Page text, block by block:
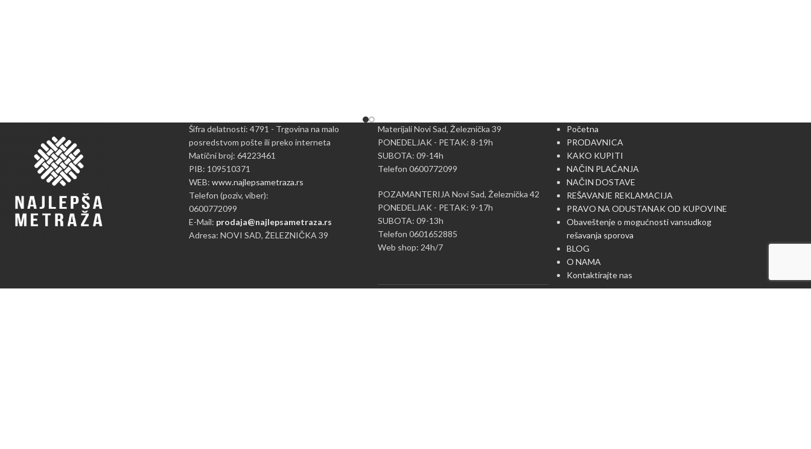
Šifra delatnosti: 4791 - Trgovina na malo
posredstvom pošte ili preko interneta
Matični broj: 64223461
PIB: 109510371
WEB: www.najlepsametraza.rs
Telefon (poziv, viber):
0600772099
E-Mail: prodaja@najlepsametraza.rs
Adresa: NOVI SAD, ŽELEZNIČKA 39
Materijali Novi Sad, Železnička 39
PONEDELJAK - PETAK: 8-19h
SUBOTA: 09-14h
Telefon 0600772099
POZAMANTERIJA Novi Sad, Železnička 42
PONEDELJAK - PETAK: 9-17h
SUBOTA: 09-13h
Telefon 0601652885
Web shop: 24h/7
Početna
PRODAVNICA
KAKO KUPITI
NAČIN PLAĆANJA
NAČIN DOSTAVE
REŠAVANJE REKLAMACIJA
PRAVO NA ODUSTANAK OD KUPOVINE
Obaveštenje o mogućnosti vansudkog
rešavanja sporova
BLOG
O NAMA
Kontaktirajte nas